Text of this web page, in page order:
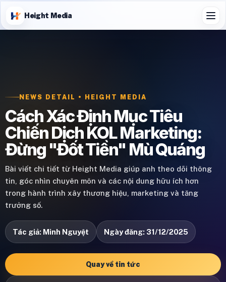
Height Media
NEWS DETAIL • HEIGHT MEDIA
Cách Xác Định Mục Tiêu
Chiến Dịch KOL Marketing:
Đừng "Đốt Tiền" Mù Quáng
Bài viết chi tiết từ Height Media giúp anh theo dõi thông
tin, góc nhìn chuyên môn và các nội dung hữu ích hơn
trong hành trình xây thương hiệu, marketing và tăng
trưởng số.
Tác giả: Minh Nguyệt Ngày đăng: 31/12/2025
Quay về tin tức